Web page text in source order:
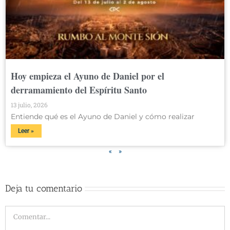
Hoy empieza el Ayuno de Daniel por el
derramamiento del Espíritu Santo
13 julio, 2026
Entiende qué es el Ayuno de Daniel y cómo realizar
Leer »
« »
Deja tu comentario